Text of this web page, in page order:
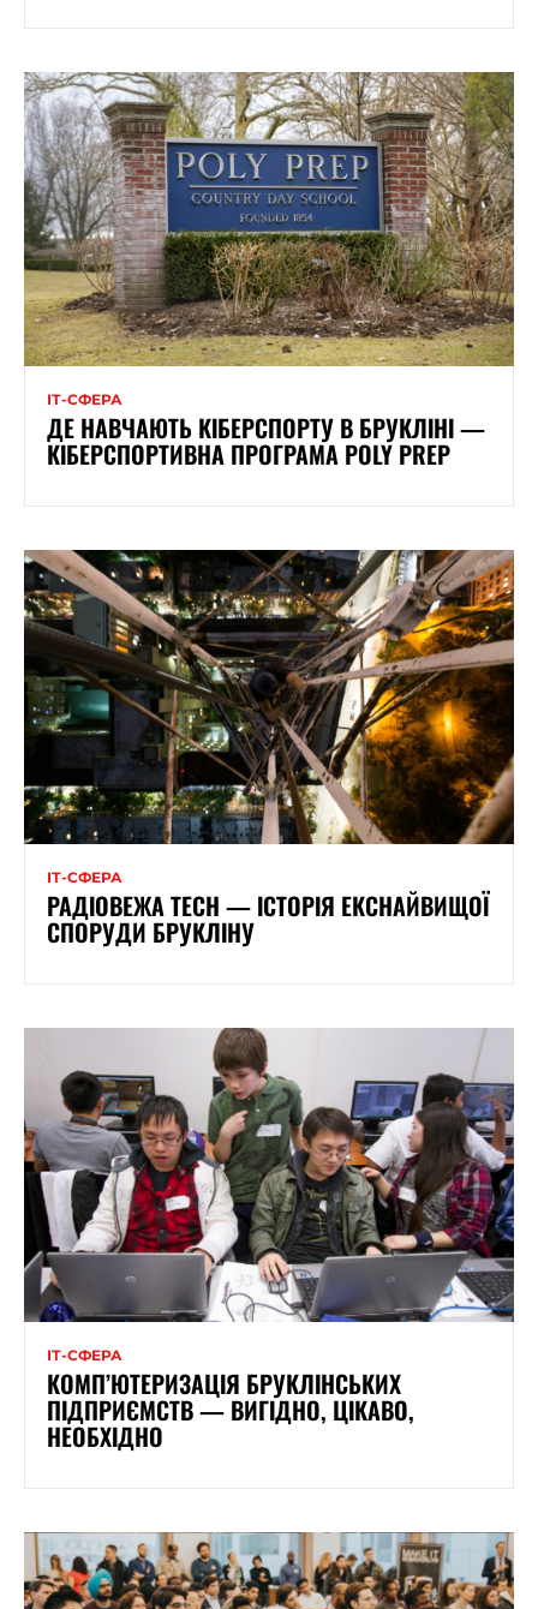
ІТ-СФЕРА
ДЕ НАВЧАЮТЬ КІБЕРСПОРТУ В БРУКЛІНІ —
КІБЕРСПОРТИВНА ПРОГРАМА POLY PREP
ІТ-СФЕРА
РАДІОВЕЖА TECH — ІСТОРІЯ ЕКСНАЙВИЩОЇ
СПОРУДИ БРУКЛІНУ
ІТ-СФЕРА
КОМП’ЮТЕРИЗАЦІЯ БРУКЛІНСЬКИХ
ПІДПРИЄМСТВ — ВИГІДНО, ЦІКАВО,
НЕОБХІДНО